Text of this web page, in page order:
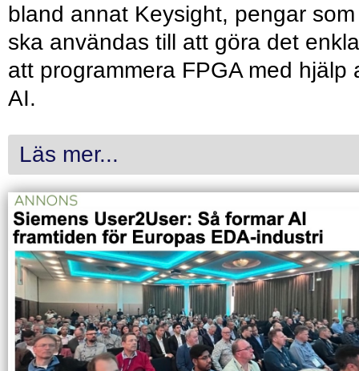
bland annat Keysight, pengar som
ska användas till att göra det
att programmera FPGA med hjälp
AI.
Läs mer...